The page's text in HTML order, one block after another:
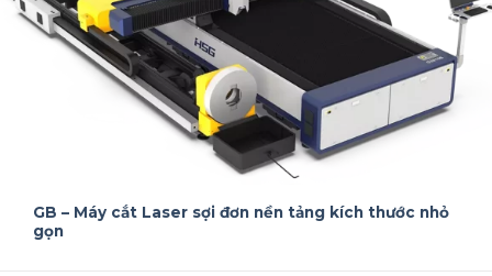
GB – Máy cắt Laser sợi đơn nền tảng kích thước nhỏ
gọn